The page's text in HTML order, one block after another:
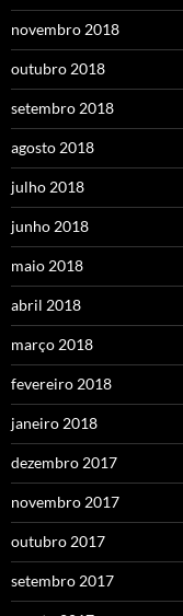
novembro 2018
outubro 2018
setembro 2018
agosto 2018
julho 2018
junho 2018
maio 2018
abril 2018
março 2018
fevereiro 2018
janeiro 2018
dezembro 2017
novembro 2017
outubro 2017
setembro 2017